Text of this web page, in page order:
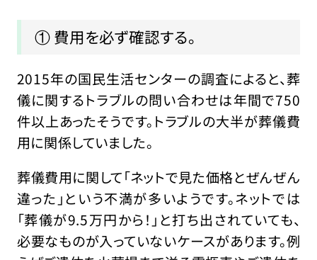
① 費用を必ず確認する。
2015年の国民生活センターの調査によると、葬
儀に関するトラブルの問い合わせは年間で750
件以上あったそうです。トラブルの大半が葬儀費
用に関係していました。
葬儀費用に関して「ネットで見た価格とぜんぜん
違った」という不満が多いようです。ネットでは
「葬儀が9.5万円から！」と打ち出されていても、
必要なものが入っていないケースがあります。例